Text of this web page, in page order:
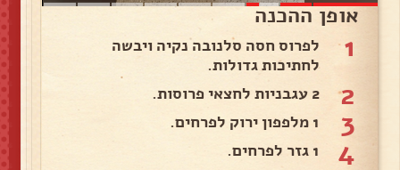
אופן ההכנה
1
לפרוס חסה סלנובה נקיה ויבשה
לחתיכות גדולות.
2 2 עגבניות לחצאי פרוסות.
3 1 מלפפון ירוק לפרחים.
4 1 גזר לפרחים.